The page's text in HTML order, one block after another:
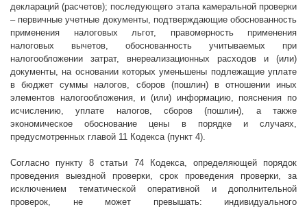
деклараций (расчетов); последующего этапа камеральной проверки
– первичные учетные документы, подтверждающие обоснованность
применения налоговых льгот, правомерность применения
налоговых вычетов, обоснованность учитываемых при
налогообложении затрат, внереализационных расходов и (или)
документы, на основании которых уменьшены подлежащие уплате
в бюджет суммы налогов, сборов (пошлин) в отношении иных
элементов налогообложения, и (или) информацию, пояснения по
исчислению, уплате налогов, сборов (пошлин), а также
экономическое обоснование цены в порядке и случаях,
предусмотренных главой 11 Кодекса (пункт 4).
Согласно пункту 8 статьи 74 Кодекса, определяющей порядок
проведения выездной проверки, срок проведения проверки, за
исключением тематической оперативной и дополнительной
проверок, не может превышать: индивидуального